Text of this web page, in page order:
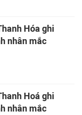
Hóa ghi
nhân mắc
Hoá ghi
nhân mắc